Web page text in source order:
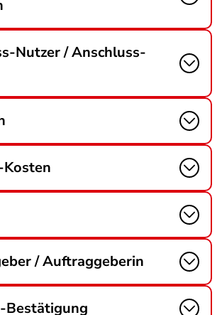
Nutzer / Anschluss-
/ Auftraggeberin
Bestätigung